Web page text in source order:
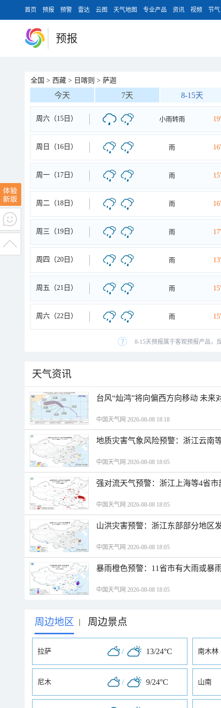
首页 预报 预警 雷达 云图 天气地图 专业产品 资讯 视频 节气
预报
全国 > 西藏 > 日喀则 > 萨迦
今天 7天 8-15天
周六（15日） 小雨转雨
周日（16日） 雨
周一（17日） 雨
周二（18日） 雨
周三（19日） 雨
周四（20日） 雨
周五（21日） 雨
周六（22日） 雨
8-15天预报属于客观预报产品，
天气资讯
台风“灿鸿”将向偏西方向移动 未来
中国天气网 2026-08-08 18:18
地质灾害气象风险预警：浙江云南
中国天气网 2026-08-08 18:05
强对流天气预警：浙江上海等4省
中国天气网 2026-08-08 18:05
山洪灾害预警：浙江东部部分地区
中国天气网 2026-08-08 18:05
暴雨橙色预警：11省市有大雨或暴
中国天气网 2026-08-08 18:05
周边地区 | 周边景点
拉萨 / 13/24°C 南木林
尼木 / 9/24°C 山南